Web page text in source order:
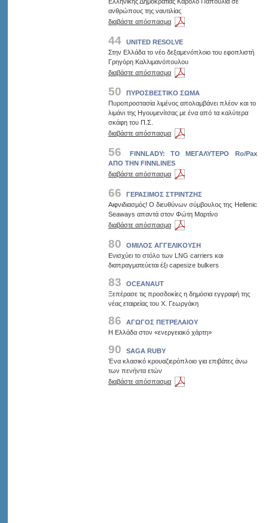
ανθρώπους της ναυτιλίας
διαβάστε απόσπασμα
44
UNITED RESOLVE
Στην Ελλάδα το νέο δεξαμενόπλοιο του εφοπλιστή
Γρηγόρη Καλλιμανόπουλου
διαβάστε απόσπασμα
50
ΠΥΡΟΣΒΕΣΤΙΚΟ ΣΩΜΑ
Πυροπροστασία λιμένος απολαμβάνει πλέον και το
λιμάνι της Ηγουμενίτσας με ένα από τα καλύτερα
σκάφη του Π.Σ.
διαβάστε απόσπασμα
56
FINNLADY: ΤΟ ΜΕΓΑΛΥΤΕΡΟ Rο/Pax
ΑΠΟ ΤΗΝ FINNLINES
διαβάστε απόσπασμα
66
ΓΕΡΑΣΙΜΟΣ ΣΤΡΙΝΤΖΗΣ
Αιφνιδιασμός! Ο διευθύνων σύμβουλος της Hellenic
Seaways απαντά στον Φώτη Μαρτίνο
διαβάστε απόσπασμα
80
ΟΜΙΛΟΣ ΑΓΓΕΛΙΚΟΥΣΗ
Eνισχύει το στόλο των LNG carriers και
διαπραγματεύεται έξι capesize bulkers
83
OCEANAUT
Ξεπέρασε τις προσδοκίες η δημόσια εγγραφή της
νέας εταιρείας του Χ. Γεωργάκη
86
ΑΓΩΓΟΣ ΠΕΤΡΕΛΑΙΟΥ
Η Ελλάδα στον «ενεργειακό χάρτη»
90
SAGA RUBY
Ένα κλασικό κρουαζιερόπλοιο για επιβάτες άνω
των πενήντα ετών
διαβάστε απόσπασμα